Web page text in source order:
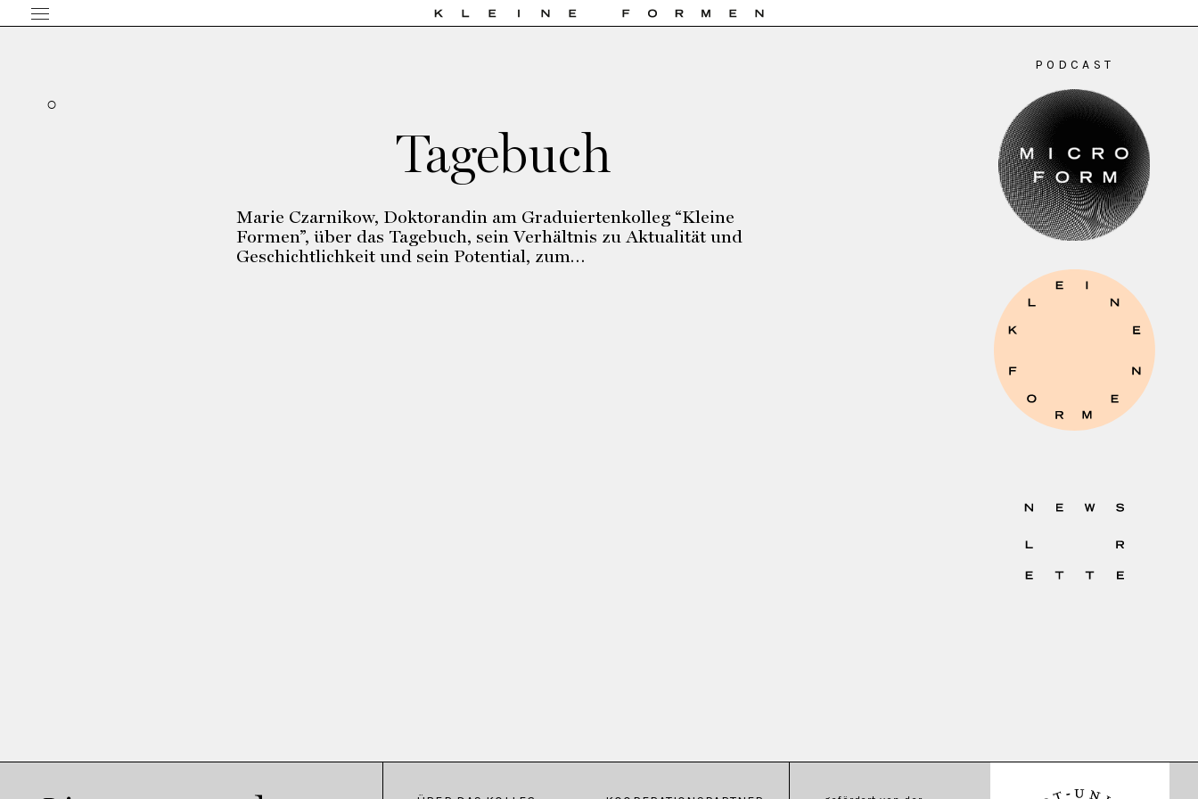
Tagebuch
Marie Czarnikow, Doktorandin am Graduiertenkolleg “Kleine
Formen”, über das Tagebuch, sein Verhältnis zu Aktualität und
Geschichtlichkeit und sein Potential, zum…
PODCAST